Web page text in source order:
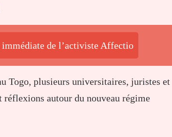
de l’activiste Affectio
Togo, plusieurs universitaires, juristes et
autour du nouveau régime